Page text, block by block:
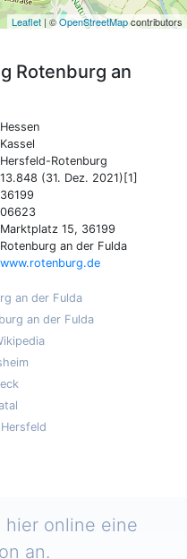
Leaflet | ©OpenStreetMapcontributors
Rotenburg an
Hessen
Kassel
Hersfeld-Rotenburg
13.848 (31. Dez. 2021)[1]
36199
06623
Marktplatz 15, 36199
Rotenburg an der Fulda
www.rotenburg.de
an der Fulda
an der Fulda
hier online eine
an.